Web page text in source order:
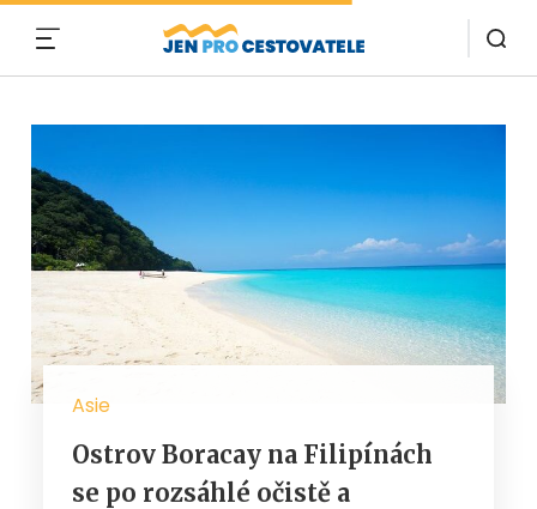
Asie
Ostrov Boracay na Filipínách
se po rozsáhlé očistě a